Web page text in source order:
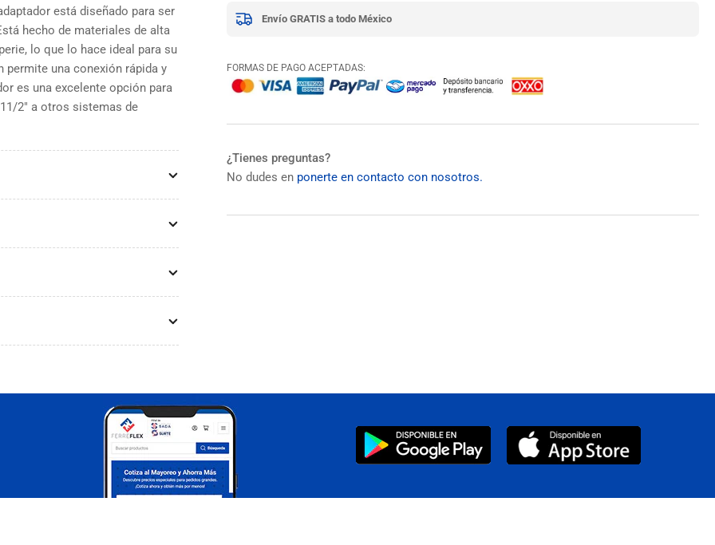
Envío GRATIS a todo México
FORMAS DE PAGO ACEPTADAS:
¿Tienes preguntas?
No dudes en ponerte en contacto con nosotros.
está diseñado para ser
hecho de materiales de alta
lo que lo hace ideal para su
permite una conexión rápida y
es una excelente opción para
2" a otros sistemas de